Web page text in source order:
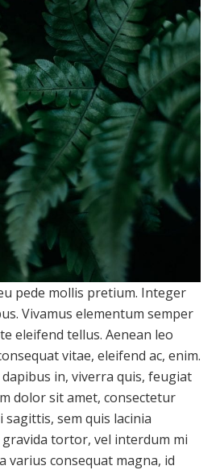
pede mollis pretium. Integer
Vivamus elementum semper
eleifend tellus. Aenean leo
vitae, eleifend ac, enim.
in, viverra quis, feugiat
dolor sit amet, consectetur
sem quis lacinia
tortor, vel interdum mi
varius consequat magna, id